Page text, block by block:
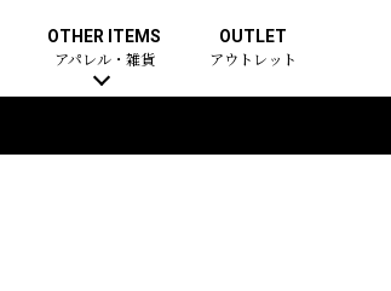
OTHER ITEMS
アパレル・雑貨
OUTLET
アウトレット